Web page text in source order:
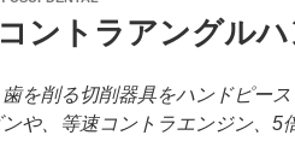
ントラアングル
を削る切削器具をハンドピー
や、等速コントラエンジン、5